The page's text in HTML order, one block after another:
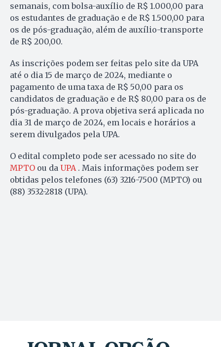
semanais, com bolsa-auxílio de R$ 1.000,00 para
os estudantes de graduação e de R$ 1.500,00 para
os de pós-graduação, além de auxílio-transporte
de R$ 200,00.
As inscrições podem ser feitas pelo site da UPA
até o dia 15 de março de 2024, mediante o
pagamento de uma taxa de R$ 50,00 para os
candidatos de graduação e de R$ 80,00 para os de
pós-graduação. A prova objetiva será aplicada no
dia 31 de março de 2024, em locais e horários a
serem divulgados pela UPA.
O edital completo pode ser acessado no site do
MPTO ou da UPA . Mais informações podem ser
obtidas pelos telefones (63) 3216-7500 (MPTO) ou
(88) 3532-2818 (UPA).